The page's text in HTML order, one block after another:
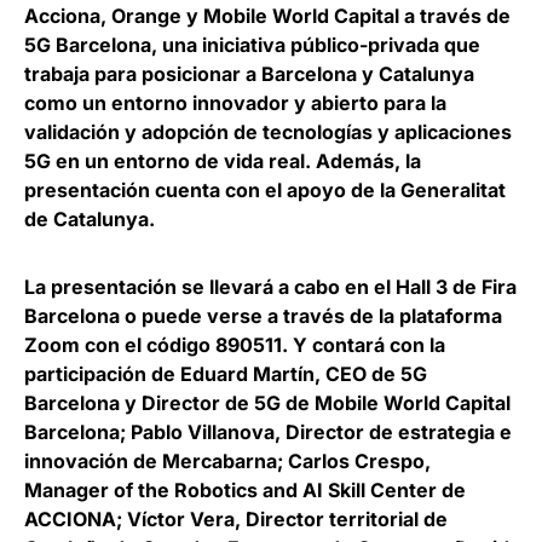
Acciona, Orange y Mobile World Capital a través de
5G Barcelona, una iniciativa público-privada que
trabaja para posicionar a Barcelona y Catalunya
como un entorno innovador y abierto para la
validación y adopción de tecnologías y aplicaciones
5G en un entorno de vida real. Además, la
presentación cuenta con el apoyo de la Generalitat
de Catalunya.
La presentación se llevará a cabo en el Hall 3 de Fira
Barcelona o puede verse a través de la plataforma
Zoom con el código 890511. Y contará con la
participación de Eduard Martín, CEO de 5G
Barcelona y Director de 5G de Mobile World Capital
Barcelona; Pablo Villanova, Director de estrategia e
innovación de Mercabarna; Carlos Crespo,
Manager of the Robotics and AI Skill Center de
ACCIONA; Víctor Vera, Director territorial de